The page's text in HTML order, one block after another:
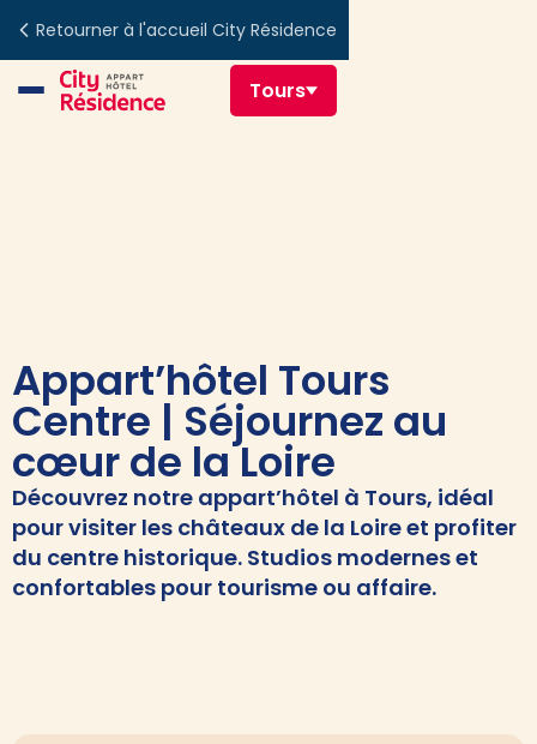
Retourner à l'accueil City Résidence
Tours
Appart’hôtel Tours
Centre | Séjournez au
cœur de la Loire
Découvrez notre appart’hôtel à Tours, idéal
pour visiter les châteaux de la Loire et profiter
du centre historique. Studios modernes et
confortables pour tourisme ou affaire.